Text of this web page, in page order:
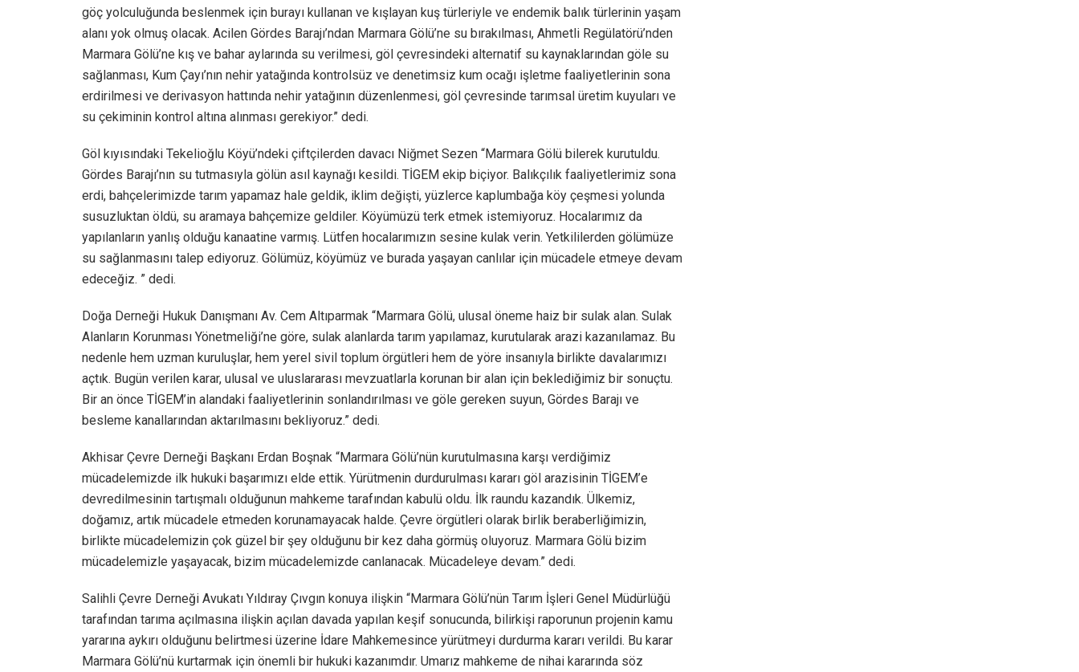
göç yolculuğunda beslenmek için burayı kullanan ve kışlayan kuş türleriyle ve endemik balık türlerinin yaşam
alanı yok olmuş olacak. Acilen Gördes Barajı’ndan Marmara Gölü’ne su bırakılması, Ahmetli Regülatörü’nden
Marmara Gölü’ne kış ve bahar aylarında su verilmesi, göl çevresindeki alternatif su kaynaklarından göle su
sağlanması, Kum Çayı’nın nehir yatağında kontrolsüz ve denetimsiz kum ocağı işletme faaliyetlerinin sona
erdirilmesi ve derivasyon hattında nehir yatağının düzenlenmesi, göl çevresinde tarımsal üretim kuyuları ve
su çekiminin kontrol altına alınması gerekiyor.” dedi.
Göl kıyısındaki Tekelioğlu Köyü’ndeki çiftçilerden davacı Niğmet Sezen “Marmara Gölü bilerek kurutuldu.
Gördes Barajı’nın su tutmasıyla gölün asıl kaynağı kesildi. TİGEM ekip biçiyor. Balıkçılık faaliyetlerimiz sona
erdi, bahçelerimizde tarım yapamaz hale geldik, iklim değişti, yüzlerce kaplumbağa köy çeşmesi yolunda
susuzluktan öldü, su aramaya bahçemize geldiler. Köyümüzü terk etmek istemiyoruz. Hocalarımız da
yapılanların yanlış olduğu kanaatine varmış. Lütfen hocalarımızın sesine kulak verin. Yetkililerden gölümüze
su sağlanmasını talep ediyoruz. Gölümüz, köyümüz ve burada yaşayan canlılar için mücadele etmeye devam
edeceğiz. ” dedi.
Doğa Derneği Hukuk Danışmanı Av. Cem Altıparmak “Marmara Gölü, ulusal öneme haiz bir sulak alan. Sulak
Alanların Korunması Yönetmeliği’ne göre, sulak alanlarda tarım yapılamaz, kurutularak arazi kazanılamaz. Bu
nedenle hem uzman kuruluşlar, hem yerel sivil toplum örgütleri hem de yöre insanıyla birlikte davalarımızı
açtık. Bugün verilen karar, ulusal ve uluslararası mevzuatlarla korunan bir alan için beklediğimiz bir sonuçtu.
Bir an önce TİGEM’in alandaki faaliyetlerinin sonlandırılması ve göle gereken suyun, Gördes Barajı ve
besleme kanallarından aktarılmasını bekliyoruz.” dedi.
Akhisar Çevre Derneği Başkanı Erdan Boşnak “Marmara Gölü’nün kurutulmasına karşı verdiğimiz
mücadelemizde ilk hukuki başarımızı elde ettik. Yürütmenin durdurulması kararı göl arazisinin TİGEM’e
devredilmesinin tartışmalı olduğunun mahkeme tarafından kabulü oldu. İlk raundu kazandık. Ülkemiz,
doğamız, artık mücadele etmeden korunamayacak halde. Çevre örgütleri olarak birlik beraberliğimizin,
birlikte mücadelemizin çok güzel bir şey olduğunu bir kez daha görmüş oluyoruz. Marmara Gölü bizim
mücadelemizle yaşayacak, bizim mücadelemizde canlanacak. Mücadeleye devam.” dedi.
Salihli Çevre Derneği Avukatı Yıldıray Çıvgın konuya ilişkin “Marmara Gölü’nün Tarım İşleri Genel Müdürlüğü
tarafından tarıma açılmasına ilişkin açılan davada yapılan keşif sonucunda, bilirkişi raporunun projenin kamu
yararına aykırı olduğunu belirtmesi üzerine İdare Mahkemesince yürütmeyi durdurma kararı verildi. Bu karar
Marmara Gölü’nü kurtarmak için önemli bir hukuki kazanımdır. Umarız mahkeme de nihai kararında söz